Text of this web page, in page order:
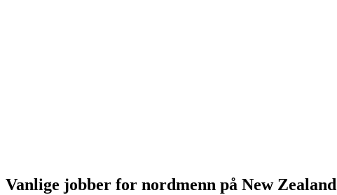
Vanlige jobber for nordmenn på New Zealand